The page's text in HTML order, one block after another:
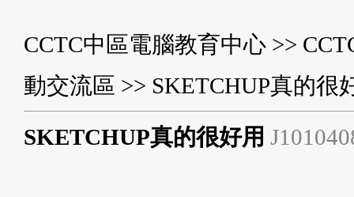
CCTC中區電腦教育中心 >>
動交流區 >> SKETCHUP真的很
SKETCHUP真的很好用